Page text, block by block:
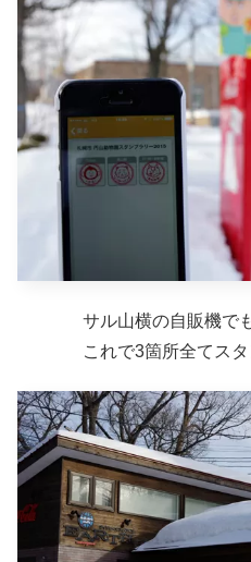
サル山横の自販機で
これで3箇所全てスタ